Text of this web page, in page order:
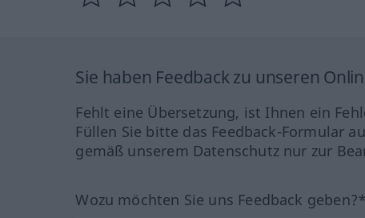
Sie haben Feedback zu unseren
Fehlt eine Übersetzung, ist Ihnen ein
Füllen Sie bitte das Feedback-Formular
gemäß unserem Datenschutz nur zur
Wozu möchten Sie uns Feedback geben?*